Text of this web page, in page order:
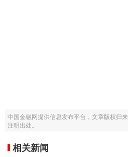
中国金融网提供信息发布平台，文章版权归
注明出处。
相关新闻